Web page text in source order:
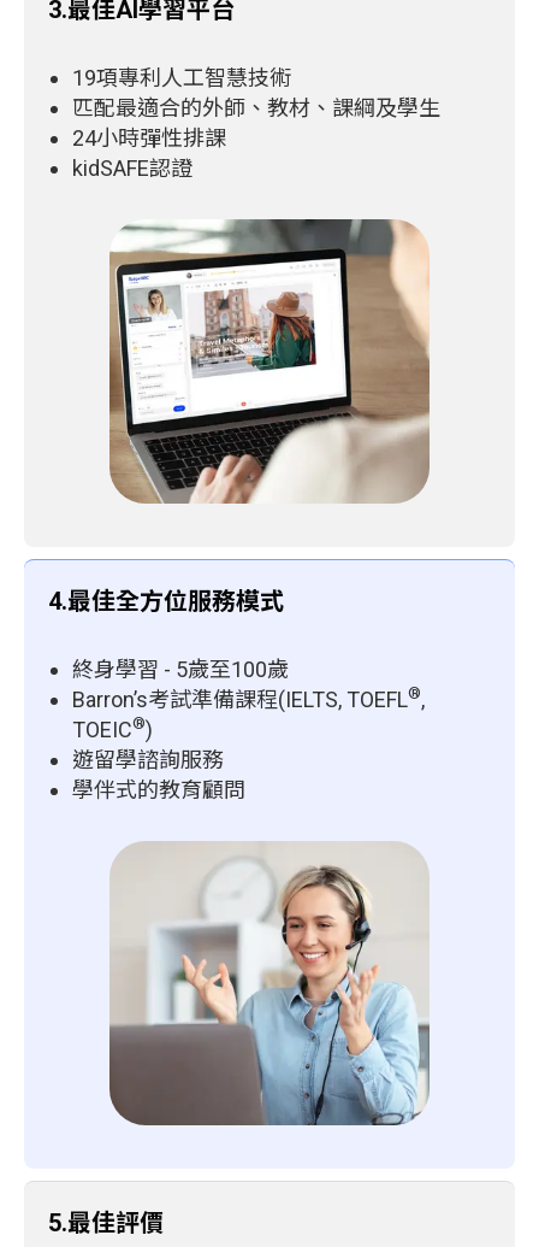
3.最佳AI學習平台
19項專利人工智慧技術
匹配最適合的外師、教材、課綱及學生
24小時彈性排課
kidSAFE認證
4.最佳全方位服務模式
終身學習 - 5歲至100歲
Barron’s考試準備課程(IELTS, TOEFL®,
TOEIC®)
遊留學諮詢服務
學伴式的教育顧問
5.最佳評價